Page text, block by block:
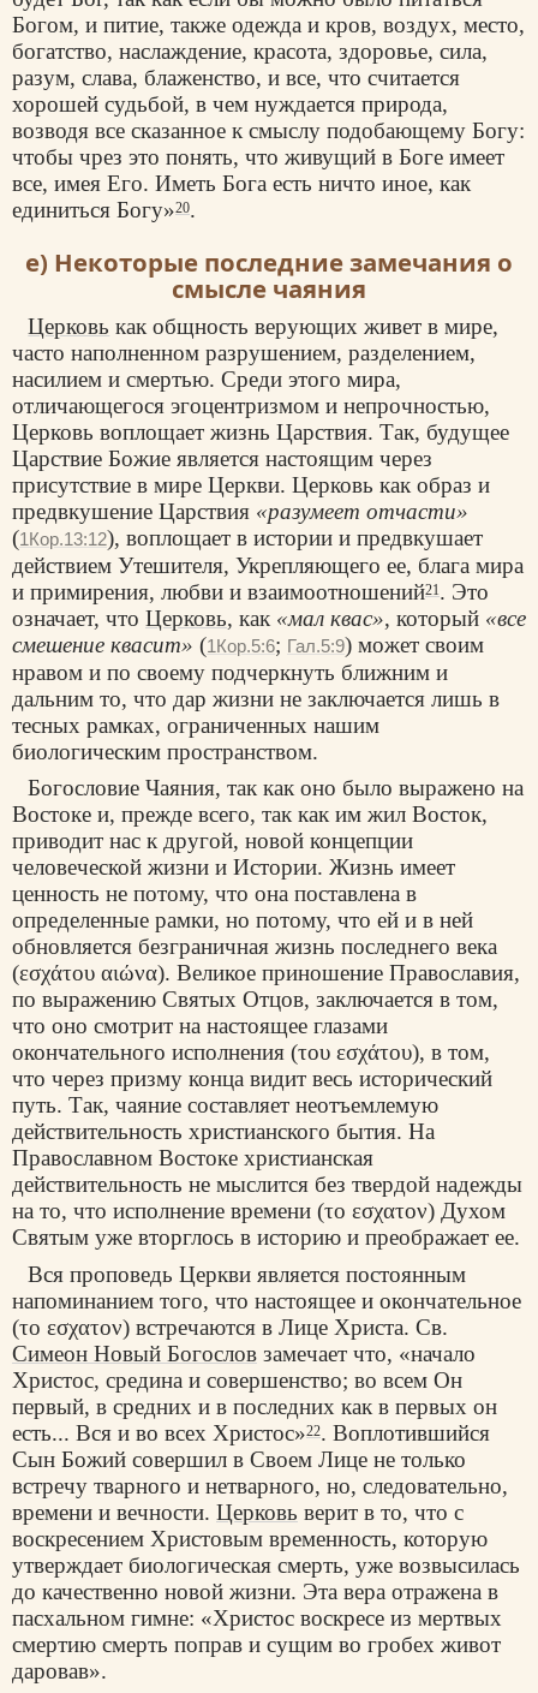
Богом, и питие, также одежда и кров, воздух, место,
богатство, наслаждение, красота, здоровье, сила,
разум, слава, блаженство, и все, что считается
хорошей судьбой, в чем нуждается природа,
возводя все сказанное к смыслу подобающему Богу:
чтобы чрез это понять, что живущий в Боге имеет
все, имея Его. Иметь Бога есть ничто иное, как
единиться Богу»20.
е) Некоторые последние замечания о
смысле чаяния
Церковь как общность верующих живет в мире,
часто наполненном разрушением, разделением,
насилием и смертью. Среди этого мира,
отличающегося эгоцентризмом и непрочностью,
Церковь воплощает жизнь Царствия. Так, будущее
Царствие Божие является настоящим через
присутствие в мире Церкви. Церковь как образ и
предвкушение Царствия «разумеет отчасти»
(1Кор.13:12), воплощает в истории и предвкушает
действием Утешителя, Укрепляющего ее, блага мира
и примирения, любви и взаимоотношений21. Это
означает, что Церковь, как «мал квас», который «все
смешение квасит» (1Кор.5:6; Гал.5:9) может своим
нравом и по своему подчеркнуть ближним и
дальним то, что дар жизни не заключается лишь в
тесных рамках, ограниченных нашим
биологическим пространством.
Богословие Чаяния, так как оно было выражено на
Востоке и, прежде всего, так как им жил Восток,
приводит нас к другой, новой концепции
человеческой жизни и Истории. Жизнь имеет
ценность не потому, что она поставлена в
определенные рамки, но потому, что ей и в ней
обновляется безграничная жизнь последнего века
(εσχάτου αιώνα). Великое приношение Православия,
по выражению Святых Отцов, заключается в том,
что оно смотрит на настоящее глазами
окончательного исполнения (του εσχάτου), в том,
что через призму конца видит весь исторический
путь. Так, чаяние составляет неотъемлемую
действительность христианского бытия. На
Православном Востоке христианская
действительность не мыслится без твердой надежды
на то, что исполнение времени (το εσχατον) Духом
Святым уже вторглось в историю и преображает ее.
Вся проповедь Церкви является постоянным
напоминанием того, что настоящее и окончательное
(το εσχατον) встречаются в Лице Христа. Св.
Симеон Новый Богослов замечает что, «начало
Христос, средина и совершенство; во всем Он
первый, в средних и в последних как в первых он
есть... Вся и во всех Христос»22. Воплотившийся
Сын Божий совершил в Своем Лице не только
встречу тварного и нетварного, но, следовательно,
времени и вечности. Церковь верит в то, что с
воскресением Христовым временность, которую
утверждает биологическая смерть, уже возвысилась
до качественно новой жизни. Эта вера отражена в
пасхальном гимне: «Христос воскресе из мертвых
смертию смерть поправ и сущим во гробех живот
даровав».